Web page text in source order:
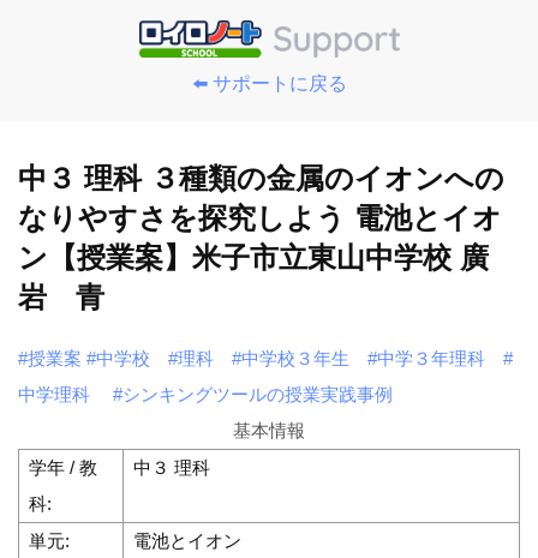
⬅️ サポートに戻る
中３ 理科 ３種類の金属のイオンへの
なりやすさを探究しよう 電池とイオ
ン【授業案】米子市立東山中学校 廣
岩 青
#授業案 #中学校 #理科 #中学校３年生 #中学３年理科
#
中学理科
#シンキングツールの授業実践事例
基本情報
学年 / 教
科:
中３ 理科
単元:
電池とイオン